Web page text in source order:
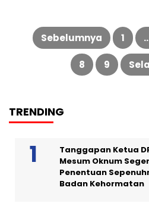
Paginasi
posSebelumnya 1
8 9
TRENDING
Tanggapan Ketua
Mesum Oknum
Penentuan
Badan Kehormatan